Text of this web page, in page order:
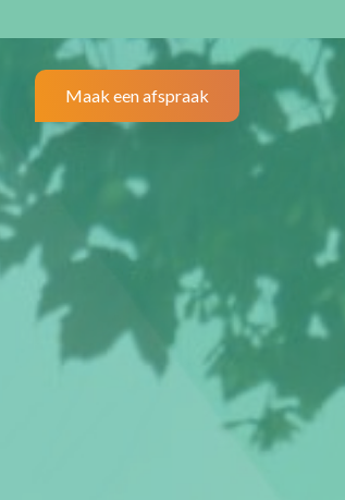
Maak een afspraak